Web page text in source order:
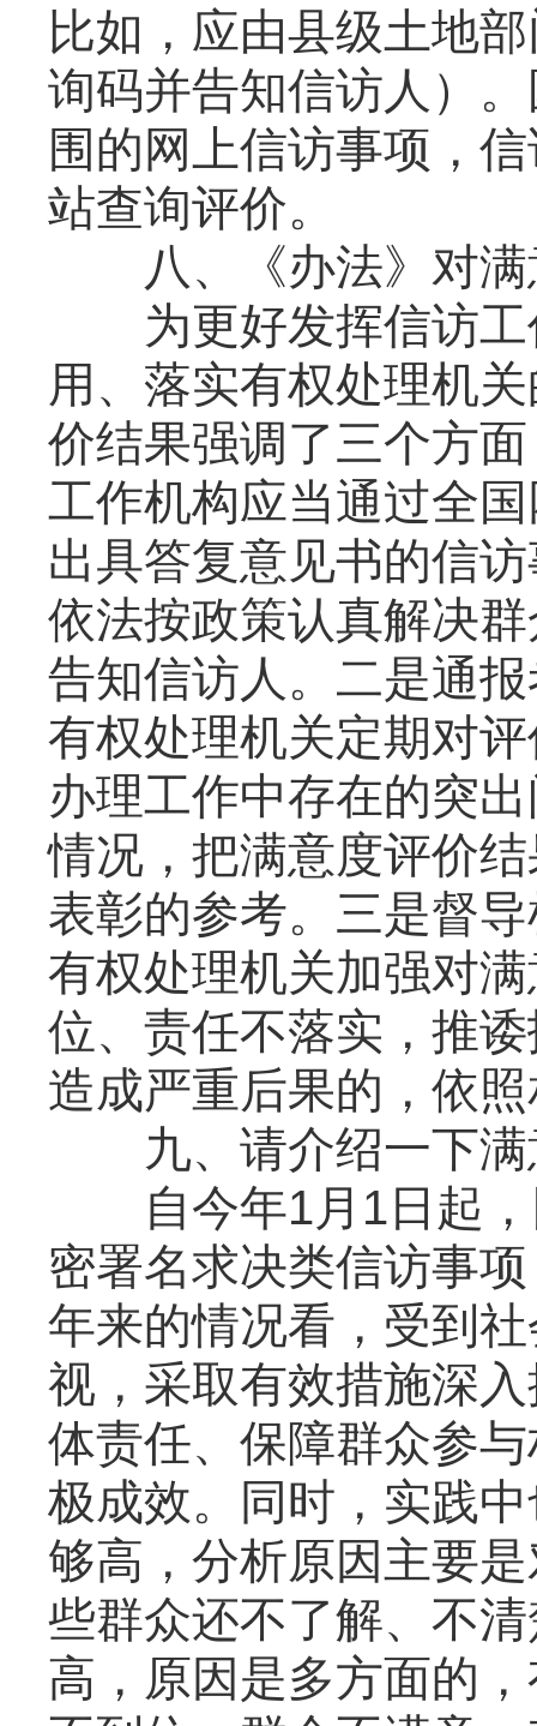
比如，应由县级土地
询码并告知信访人）
围的网上信访事项，
站查询评价。
八、《办法》对满
为更好发挥信访工
用、落实有权处理机
价结果强调了三个方
工作机构应当通过全
出具答复意见书的信
依法按政策认真解决
告知信访人。二是通
有权处理机关定期对
办理工作中存在的突
情况，把满意度评价
表彰的参考。三是督
有权处理机关加强对
位、责任不落实，推
造成严重后果的，依
九、请介绍一下满
自今年1月1日起，
密署名求决类信访事
年来的情况看，受到
视，采取有效措施深
体责任、保障群众参
极成效。同时，实践
够高，分析原因主要
些群众还不了解、不
高，原因是多方面的